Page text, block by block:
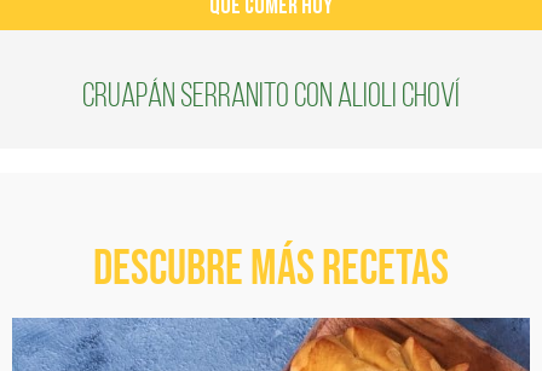
Cruapán Serranito con Alioli Choví
Descubre más recetas